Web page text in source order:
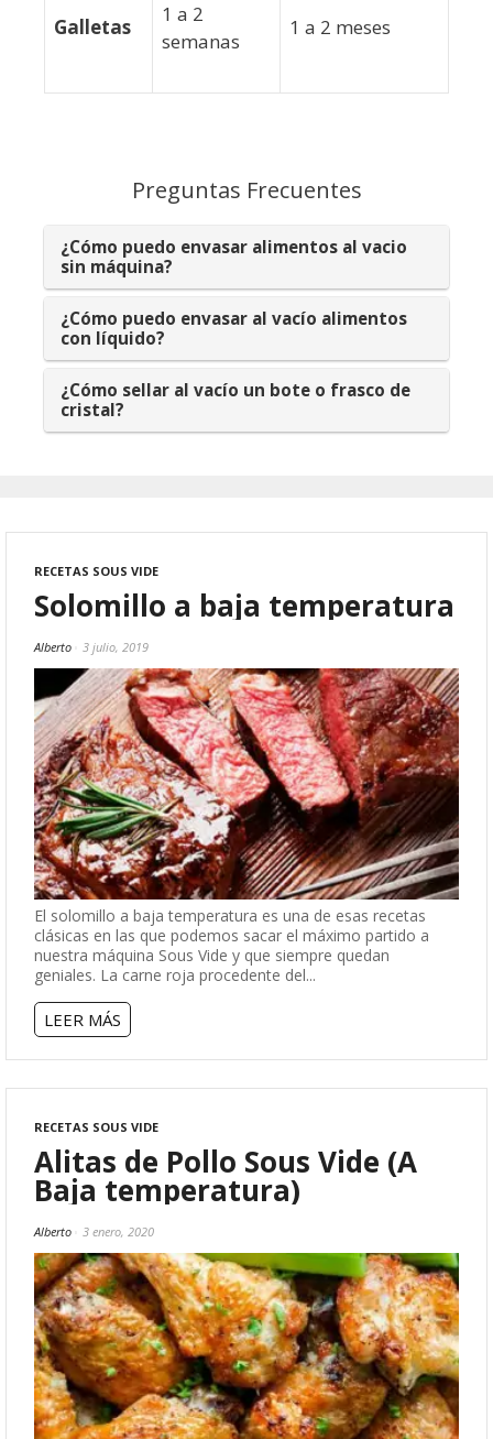
Galletas
1 a 2
semanas
1 a 2 meses
Preguntas Frecuentes
¿Cómo puedo envasar alimentos al vacio
sin máquina?
¿Cómo puedo envasar al vacío alimentos
con líquido?
¿Cómo sellar al vacío un bote o frasco de
cristal?
RECETAS SOUS VIDE
Solomillo a baja temperatura
Alberto 3 julio, 2019
El solomillo a baja temperatura es una de esas recetas
clásicas en las que podemos sacar el máximo partido a
nuestra máquina Sous Vide y que siempre quedan
geniales. La carne roja procedente del...
LEER MÁS
RECETAS SOUS VIDE
Alitas de Pollo Sous Vide (A
Baja temperatura)
Alberto 3 enero, 2020